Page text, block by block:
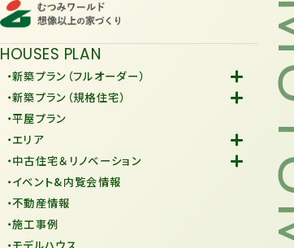
HOUSES PLAN
・新築プラン（フルオーダー）
-Fiore
・新築プラン（規格住宅）
-規格住宅
-KURAFIT
-JiU
・平屋プラン
・エリア
-潟上市
-由利本荘市
・中古住宅＆リノベーション
-中古住宅
-リノベーション
・イベント&内覧会情報
・不動産情報
・施工事例